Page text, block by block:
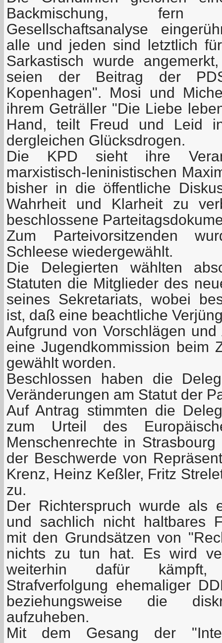
Backmischung,
Gesellschaftsanalyse
alle und jeden sind letztlich
Sarkastisch wurde
seien der Beitrag der
Kopenhagen". Mosi und
ihrem Geträller "Die Liebe
Hand, teilt Freud und Leid
dergleichen Glücksdrogen.
Die KPD sieht ihre
marxistisch-leninistischen
bisher in die öffentliche
Wahrheit und Klarheit zu
beschlossene
Zum Parteivorsitzenden
Schleese wiedergewählt.
Die Delegierten wählten
Statuten die Mitglieder des
seines Sekretariats, wobei
ist, daß eine beachtliche
Aufgrund von Vorschlägen
eine Jugendkommission beim
gewählt worden.
Beschlossen haben die
Veränderungen am Statut der
Auf Antrag stimmten die
zum Urteil des
Menschenrechte in
der Beschwerde von
Krenz, Heinz Keßler, Fritz
zu.
Der Richterspruch wurde als
und sachlich nicht haltbares
mit den Grundsätzen von
nichts zu tun hat. Es wird
weiterhin dafür kämpft,
Strafverfolgung ehemaliger
beziehungsweise die
aufzuheben.
Mit dem Gesang der